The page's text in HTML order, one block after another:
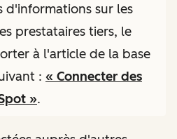
d'informations sur les
prestataires tiers, le
à l'article de la base
: « Connecter des
».